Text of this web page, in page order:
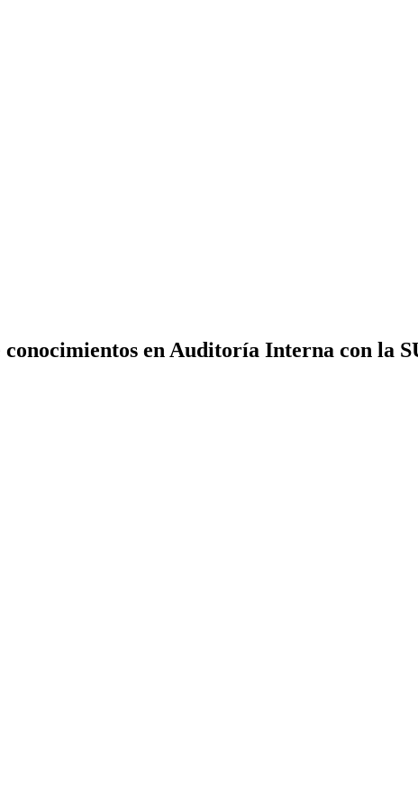
en Auditoría Interna con la